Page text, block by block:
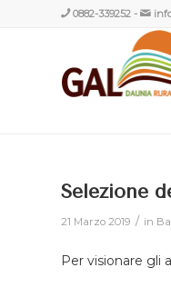
0882-339252 -
Selezione
21 Marzo 2019 / in
Per visionare gli